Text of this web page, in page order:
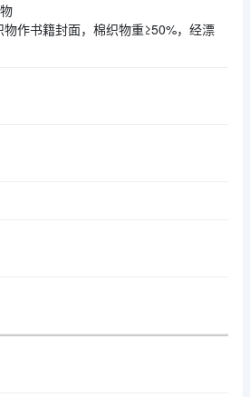
作书籍封面，棉织物重≥50%，经漂